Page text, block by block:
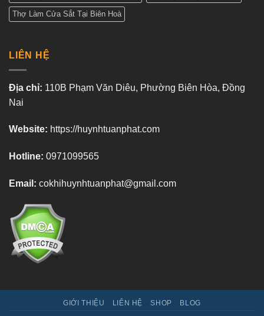
Thợ Làm Cửa Sắt Tại Biên Hoà
LIÊN HỆ
Địa chỉ: 110B Phạm Văn Diêu, Phường Biên Hòa, Đồng
Nai
Website: https://huynhtuanphat.com
Hotline: 0971099565
Email: cokhihuynhtuanphat@gmail.com
GIỚI THIỆU LIÊN HỆ SHOP BLOG